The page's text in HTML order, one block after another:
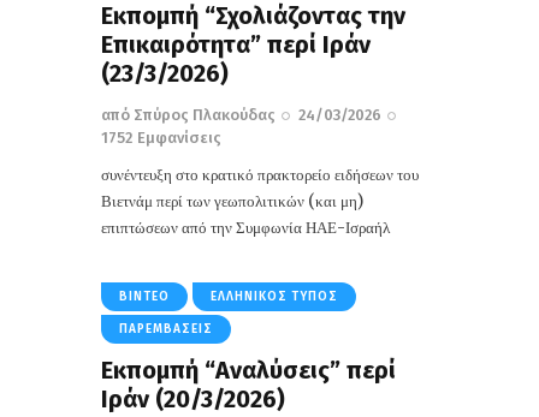
Εκπομπή “Σχολιάζοντας την
Επικαιρότητα” περί Ιράν
(23/3/2026)
από Σπύρος Πλακούδας
24/03/2026
1752 Εμφανίσεις
συνέντευξη στο κρατικό πρακτορείο ειδήσεων του
Βιετνάμ περί των γεωπολιτικών (και μη)
επιπτώσεων από την Συμφωνία ΗΑΕ-Ισραήλ
ΒΊΝΤΕΟ ΕΛΛΗΝΙΚΌΣ ΤΎΠΟΣ
ΠΑΡΕΜΒΆΣΕΙΣ
Εκπομπή “Αναλύσεις” περί
Ιράν (20/3/2026)